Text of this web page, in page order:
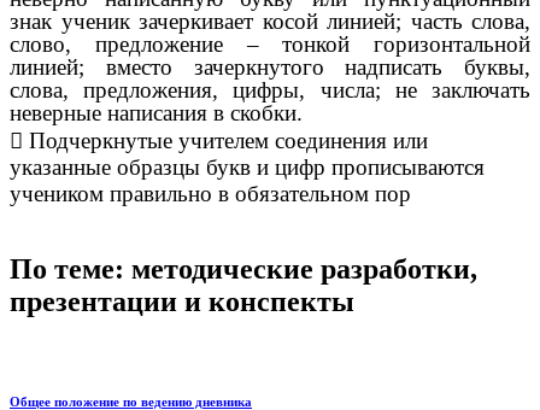
знак ученик зачеркивает косой линией; часть слова,
слово, предложение – тонкой горизонтальной
линией; вместо зачеркнутого надписать буквы,
слова, предложения, цифры, числа; не заключать
неверные написания в скобки.
 Подчеркнутые учителем соединения или
указанные образцы букв и цифр прописываются
учеником правильно в обязательном пор
По теме: методические разработки,
презентации и конспекты
Общее положение по ведению дневника